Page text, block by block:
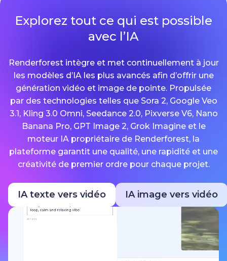
Explorez tout ce qui est possible
avec l’IA
Renderforest intègre et met continuellement à jour
les modèles d’IA les plus avancés afin d’offrir une
génération vidéo et image de pointe. Propulsée
par des technologies telles que Sora 2, Google Veo
3.1, Kling 3.0 Omni, Seedance 2.0, Pixverse V6, Nano
Banana Pro, GPT Image 2, Grok Imagine et le
moteur IA propriétaire de Renderforest, la
plateforme garantit une qualité, une rapidité et une
créativité de premier ordre pour chaque projet.
IA texte vers vidéo IA image vers vidéo